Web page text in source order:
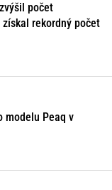
počet
rekordný počet
modelu Peaq v